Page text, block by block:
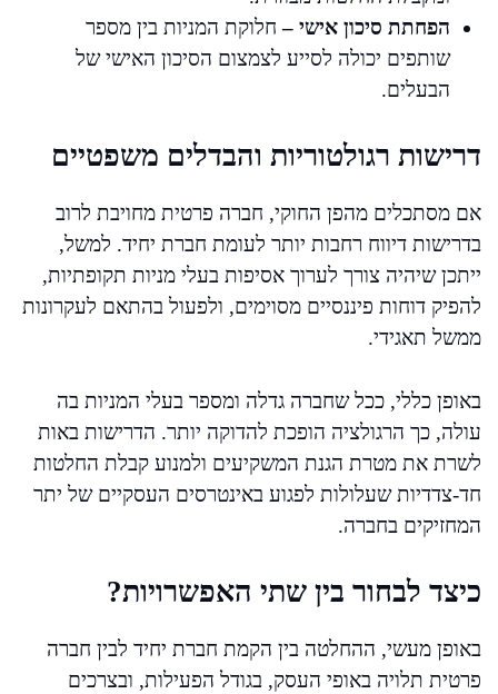
הפחתת סיכון אישי –חלוקת המניות בין מספר
שותפים יכולה לסייע לצמצום הסיכון האישי של
הבעלים.
דרישות רגולטוריות והבדלים משפטיים
אם מסתכלים מהפן החוקי, חברה פרטית מחויבת לרוב
בדרישות דיווח רחבות יותר לעומת חברת יחיד. למשל,
ייתכן שיהיה צורך לערוך אסיפות בעלי מניות תקופתיות,
להפיק דוחות פיננסיים מסוימים, ולפעול בהתאם לעקרונות
ממשל תאגידי.
באופן כללי, ככל שחברה גדלה ומספר בעלי המניות בה
עולה, כך הרגולציה הופכת להדוקה יותר. הדרישות באות
לשרת את מטרת הגנת המשקיעים ולמנוע קבלת החלטות
חד-צדדיות שעלולות לפגוע באינטרסים העסקיים של יתר
המחזיקים בחברה.
כיצד לבחור בין שתי האפשרויות?
באופן מעשי, ההחלטה בין הקמת חברת יחיד לבין חברה
פרטית תלויה באופי העסק, בגודל הפעילות, ובצרכים